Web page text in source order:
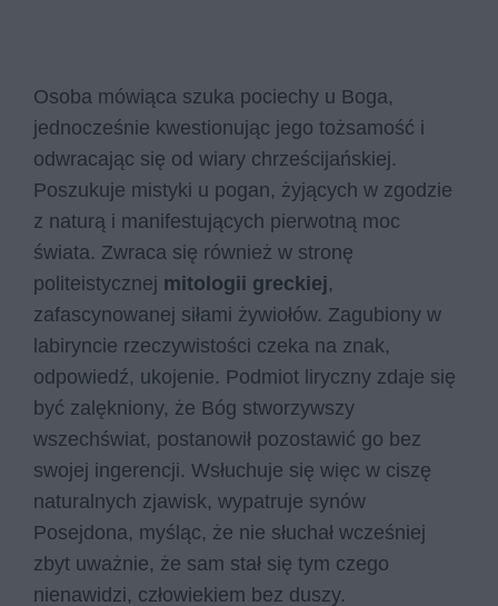
Osoba mówiąca szuka pociechy u Boga,
jednocześnie kwestionując jego tożsamość i
odwracając się od wiary chrześcijańskiej.
Poszukuje mistyki u pogan, żyjących w zgodzie
z naturą i manifestujących pierwotną moc
świata. Zwraca się również w stronę
politeistycznej mitologii greckiej,
zafascynowanej siłami żywiołów. Zagubiony w
labiryncie rzeczywistości czeka na znak,
odpowiedź, ukojenie. Podmiot liryczny zdaje się
być zalękniony, że Bóg stworzywszy
wszechświat, postanowił pozostawić go bez
swojej ingerencji. Wsłuchuje się więc w ciszę
naturalnych zjawisk, wypatruje synów
Posejdona, myśląc, że nie słuchał wcześniej
zbyt uważnie, że sam stał się tym czego
nienawidzi, człowiekiem bez duszy.